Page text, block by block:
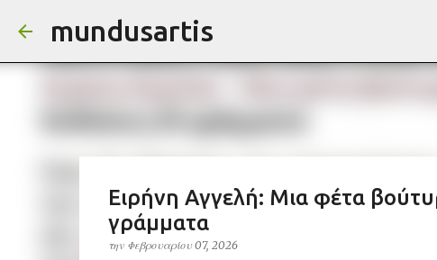
mundusartis
Ειρήνη Αγγελή: Μια φέτα
γράμματα
την Φεβρουαρίου 07, 2026